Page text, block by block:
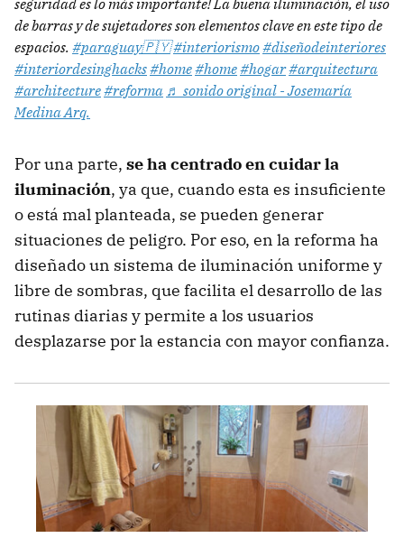
de barras y de sujetadores son elementos clave en este tipo de
espacios. #paraguay🇵🇾#interiorismo#diseñodeinteriores
#interiordesinghacks#home#home#hogar#arquitectura
#architecture#reforma ♬ sonido original - Josemaría
Medina Arq.
Por una parte, se ha centrado en cuidar la
iluminación, ya que, cuando esta es insuficiente
o está mal planteada, se pueden generar
situaciones de peligro. Por eso, en la reforma ha
diseñado un sistema de iluminación uniforme y
libre de sombras, que facilita el desarrollo de las
rutinas diarias y permite a los usuarios
desplazarse por la estancia con mayor confianza.